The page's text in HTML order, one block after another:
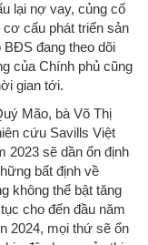
lại nợ vay, củng cố
cấu phát triển sản
BĐS đang theo dõi
của Chính phủ cũng
gian tới.
Mão, bà Võ Thị
cứu Savills Việt
2023 sẽ dần ổn định
bất định về
không thể bật tăng
cho đến đầu năm
2024, mọi thứ sẽ ổn